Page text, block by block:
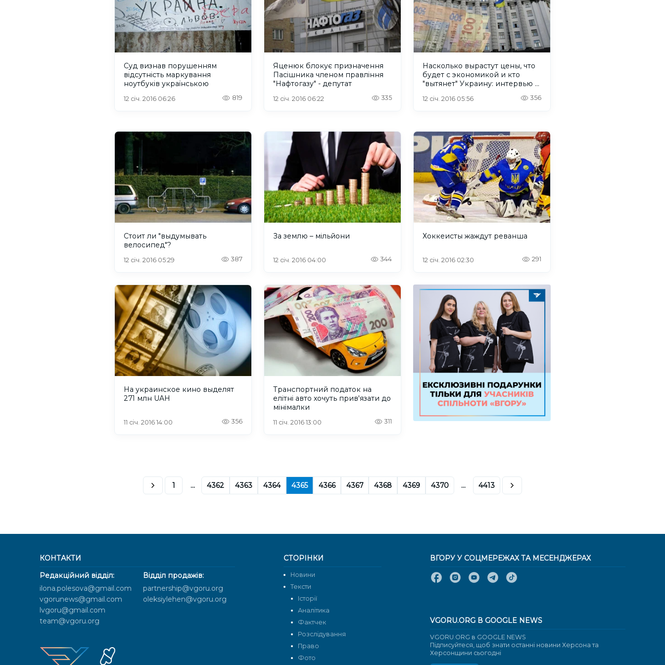
Суд визнав порушенням
відсутність маркування
ноутбуків українською
12 січ. 2016 06:26 819
Яценюк блокує призначення
Пасішника членом правління
"Нафтогазу" - депутат
12 січ. 2016 06:22 335
Насколько вырастут цены, что
будет с экономикой и кто
"вытянет" Украину: интервью с
12 січ. 2016 05:56 356
Стоит ли "выдумывать
велосипед"?
12 січ. 2016 05:29 387
За землю – мільйони
12 січ. 2016 04:00 344
Хоккеисты жаждут реванша
12 січ. 2016 02:30 291
На украинское кино выделят
271 млн UAH
11 січ. 2016 14:00 356
Транспортний податок на
елітні авто хочуть прив'язати до
мінімалки
11 січ. 2016 13:00 311
1 ... 4362 4363 4364 4365 4366 4367 4368 4369 4370 ... 4413
КОНТАКТИ
Редакційний відділ:
ilona.polesova@gmail.com
vgorunews@gmail.com
lvgoru@gmail.com
team@vgoru.org
Відділ продажів:
partnership@vgoru.org
oleksiylehen@vgoru.org
СТОРІНКИ
Новини
Тексти
Історії
Аналітика
Фактчек
Розслідування
Право
Фото
ВГОРУ У СОЦМЕРЕЖАХ ТА МЕСЕНДЖЕРАХ
VGORU.ORG В GOOGLE NEWS
VGORU.ORG в GOOGLE NEWS
Підписуйтеся, щоб знати останні новини Херсона та
Херсонщини сьогодні